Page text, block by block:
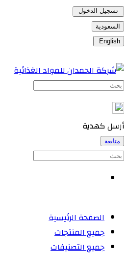
تسجيل الدخول
السعودية
English
أرسل كهدية
متابعة
الصفحة الرئيسية
جميع المنتجات
جميع التصنيفات